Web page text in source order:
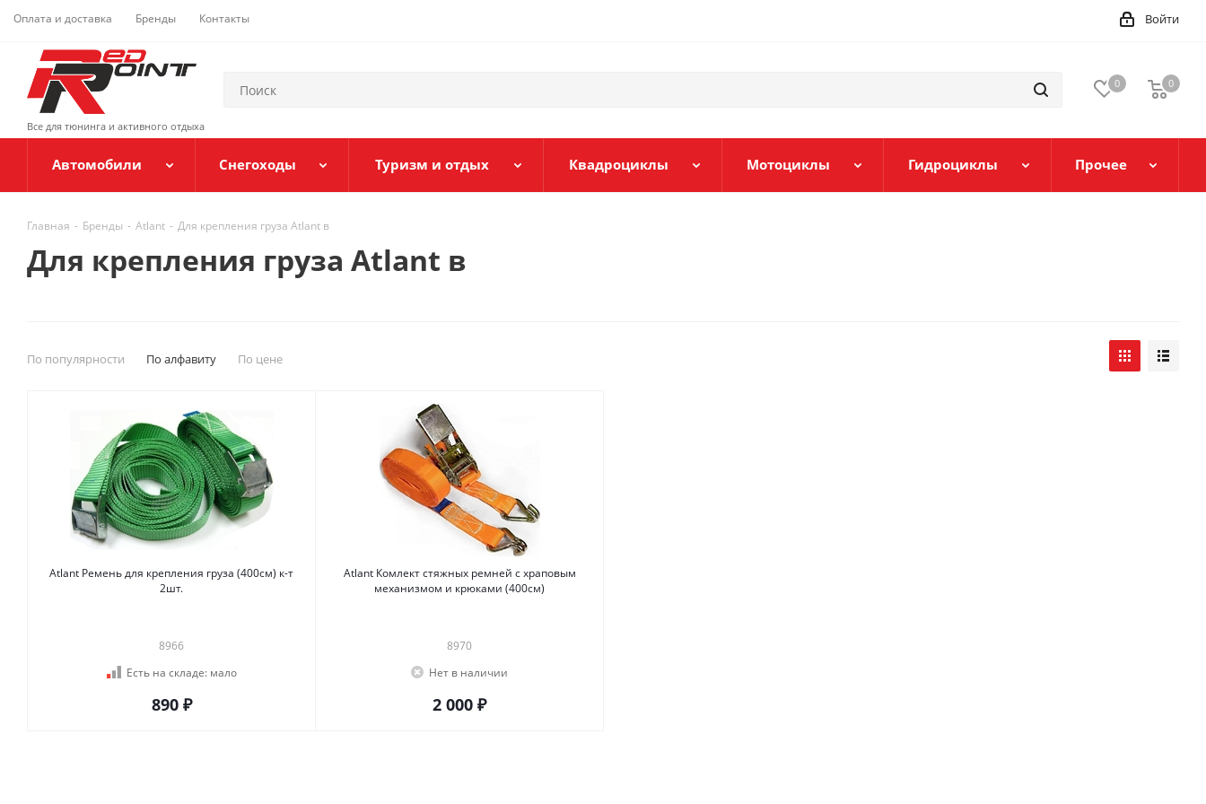
Оплата и доставка Бренды Контакты Войти
Все для тюнинга и активного отдыха
0 0
Автомобили Снегоходы Туризм и отдых Квадроциклы Мотоциклы Гидроциклы Прочее
Главная - Бренды - Atlant - Для крепления груза Atlant в
Для крепления груза Atlant в
По популярности По алфавиту По цене
Atlant Ремень для крепления груза (400см) к-т
2шт.
8966
Есть на складе:мало
890 ₽
Atlant Комлект стяжных ремней с храповым
механизмом и крюками (400см)
8970
Нет в наличии
2 000 ₽